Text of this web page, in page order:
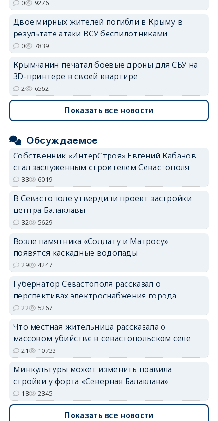
0 9276
Двое мирных жителей погибли в Крыму в
результате атаки ВСУ беспилотниками
0 7839
Крымчанин печатал боевые дроны для СБУ на
3D-принтере в своей квартире
2 6562
Показать все новости
Обсуждаемое
Собственник «ИнтерСтроя» Евгений Кабанов
стал заслуженным строителем Севастополя
33 6019
В Севастополе утвердили проект застройки
центра Балаклавы
32 5629
Возле памятника «Солдату и Матросу»
появятся каскадные водопады
29 4247
Губернатор Севастополя рассказал о
перспективах электроснабжения города
22 5267
Что местная жительница рассказала о
массовом убийстве в севастопольском селе
21 10733
Минкультуры может изменить правила
стройки у форта «Северная Балаклава»
18 2345
Показать все новости